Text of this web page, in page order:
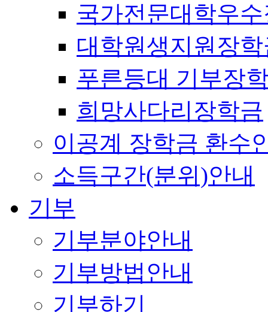
국가전문대학우
대학원생지원장
푸른등대 기부장
희망사다리장학금
이공계 장학금 환수
소득구간(분위)안내
기부
기부분야안내
기부방법안내
기부하기